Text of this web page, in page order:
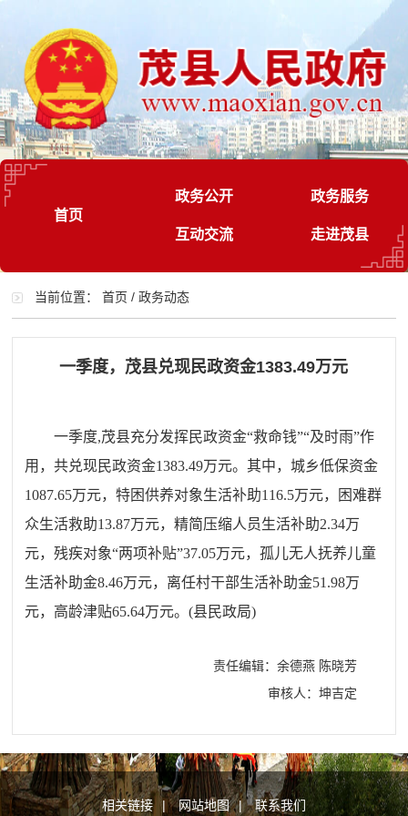
首页
政务公开 政务服务
互动交流 走进茂县
当前位置：首页 /政务动态
一季度，茂县兑现民政资金1383.49万元
一季度,茂县充分发挥民政资金“救命钱”“及时雨”作
用，共兑现民政资金1383.49万元。其中，城乡低保资金
1087.65万元，特困供养对象生活补助116.5万元，
困难群
众生活救助13.87万元，精简压缩人员生活补助2.34万
元，残疾对象“两项补贴”37.05万元，孤儿无人抚养儿童
生活补助金8.46万元， 离任村干部生活补助金51.98万
元， 高龄津贴65.64万元。(县民政局)
责任编辑：余德燕 陈晓芳
审核人：坤吉定
相关链接 | 网站地图 | 联系我们